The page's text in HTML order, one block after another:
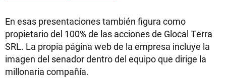
En esas presentaciones también figura como
propietario del 100% de las acciones de Glocal Terra
SRL. La propia página web de la empresa incluye la
imagen del senador dentro del equipo que dirige la
millonaria compañía.